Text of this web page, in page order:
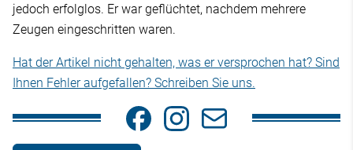
jedoch erfolglos. Er war geflüchtet, nachdem mehrere
Zeugen eingeschritten waren.
Hat der Artikel nicht gehalten, was er versprochen hat? Sind
Ihnen Fehler aufgefallen? Schreiben Sie uns.